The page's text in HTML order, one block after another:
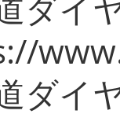
ダイ